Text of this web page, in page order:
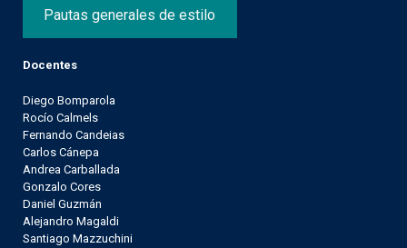
Pautas generales de estilo
Docentes
Diego Bomparola
Rocío Calmels
Fernando Candeias
Carlos Cánepa
Andrea Carballada
Gonzalo Cores
Daniel Guzmán
Alejandro Magaldi
Santiago Mazzuchini